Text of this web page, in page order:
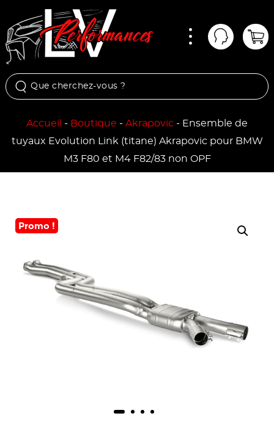
Mon
Accueil - Boutique - Akrapovic - Ensemble de
tuyaux Evolution Link (titane) Akrapovic pour BMW
M3 F80 et M4 F82/83 non OPF
Promo !